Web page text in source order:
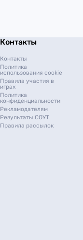
Контакты
Контакты
Политика
использования cookie
Правила участия в
играх
Политика
конфиденциальности
Рекламодателям
Результаты СОУТ
Правила рассылок